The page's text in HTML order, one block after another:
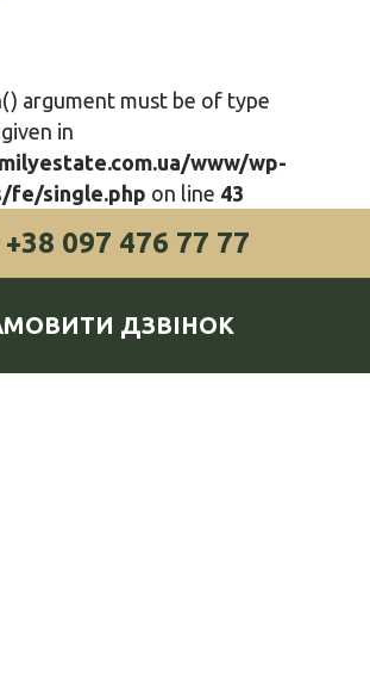
argument must be of type
in
www/wp-
fe/single.php on line 43
+38 097 476 77 77
ДЗВІНОК